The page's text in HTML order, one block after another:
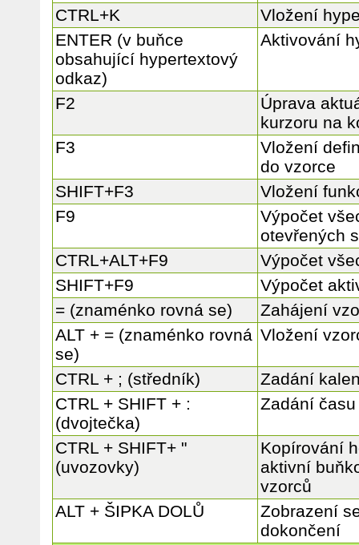
CTRL+K
Vložení
ENTER (v buňce
obsahující hypertextový
odkaz)
Aktivování
F2
Úprava
kurzoru na
F3
Vložení
do vzorce
SHIFT+F3
Vložení
F9
Výpočet
otevřených
CTRL+ALT+F9
Výpočet
SHIFT+F9
Výpočet
= (znaménko rovná se)
Zahájení
ALT + = (znaménko rovná
se)
Vložení
CTRL + ; (středník)
Zadání
CTRL + SHIFT + :
(dvojtečka)
Zadání času
CTRL + SHIFT+ "
(uvozovky)
Kopírování
aktivní
vzorců
ALT + ŠIPKA DOLŮ
Zobrazení
dokončení